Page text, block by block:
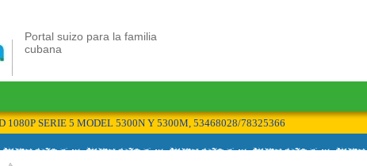
Portal suizo para la familia
cubana
1080P SERIE 5 MODEL 5300N Y 5300M, 53468028/78325366